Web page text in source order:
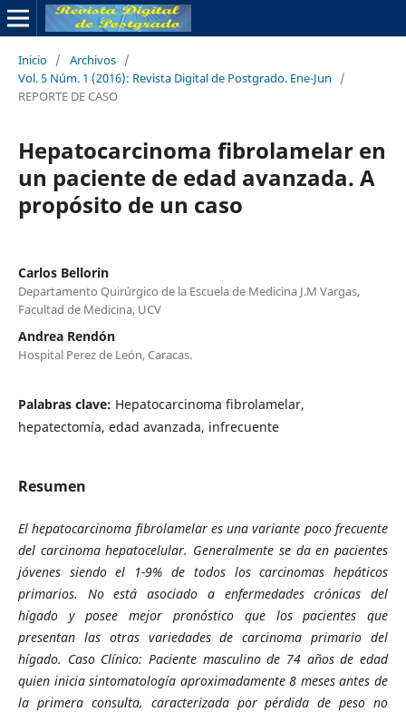
Inicio / Archivos /
Vol. 5 Núm. 1 (2016): Revista Digital de Postgrado. Ene-Jun
/
REPORTE DE CASO
Hepatocarcinoma fibrolamelar en
un paciente de edad avanzada. A
propósito de un caso
Carlos Bellorin
Departamento Quirúrgico de la Escuela de Medicina J.M Vargas,
Facultad de Medicina, UCV
Andrea Rendón
Hospital Perez de León, Caracas.
Palabras clave: Hepatocarcinoma fibrolamelar,
hepatectomía, edad avanzada, infrecuente
Resumen
El hepatocarcinoma fibrolamelar es una variante poco frecuente
del carcinoma hepatocelular. Generalmente se da en pacientes
jóvenes siendo el 1-9% de todos los carcinomas hepáticos
primarios. No está asociado a enfermedades crónicas del
hígado y posee mejor pronóstico que los pacientes que
presentan las otras variedades de carcinoma primario del
hígado. Caso Clínico: Paciente masculino de 74 años de edad
quien inicia sintomatología aproximadamente 8 meses antes de
la primera consulta, caracterizada por pérdida de peso no